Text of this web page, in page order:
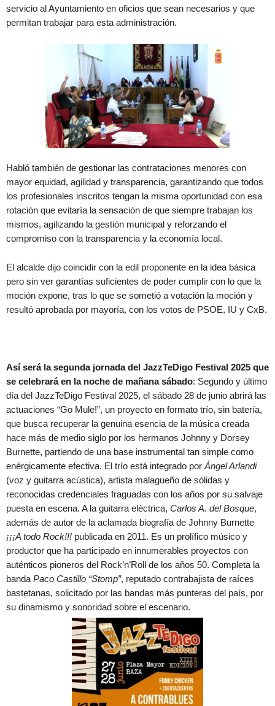
servicio al Ayuntamiento en oficios que sean necesarios y que
permitan trabajar para esta administración.
Habló también de gestionar las contrataciones menores con
mayor equidad, agilidad y transparencia, garantizando que todos
los profesionales inscritos tengan la misma oportunidad con esa
rotación que evitaría la sensación de que siempre trabajan los
mismos, agilizando la gestión municipal y reforzando el
compromiso con la transparencia y la economía local.
El alcalde dijo coincidir con la edil proponente en la idea básica
pero sin ver garantías suficientes de poder cumplir con lo que la
moción expone, tras lo que se sometió a votación la moción y
resultó aprobada por mayoría, con los votos de PSOE, IU y CxB.
Así será la segunda jornada del JazzTeDigo Festival 2025 que
se celebrará en la noche de mañana sábado: Segundo y último
día del JazzTeDigo Festival 2025, el sábado 28 de junio abrirá las
actuaciones “Go Mule!”, un proyecto en formato trío, sin batería,
que busca recuperar la genuina esencia de la música creada
hace más de medio siglo por los hermanos Johnny y Dorsey
Burnette, partiendo de una base instrumental tan simple como
enérgicamente efectiva. El trío está integrado por Ángel Arlandi
(voz y guitarra acústica), artista malagueño de sólidas y
reconocidas credenciales fraguadas con los años por su salvaje
puesta en escena. A la guitarra eléctrica, Carlos A. del Bosque,
además de autor de la aclamada biografía de Johnny Burnette
¡¡¡A todo Rock!!! publicada en 2011. Es un prolífico músico y
productor que ha participado en innumerables proyectos con
auténticos pioneros del Rock’n’Roll de los años 50. Completa la
banda Paco Castillo “Stomp”, reputado contrabajista de raíces
bastetanas, solicitado por las bandas más punteras del país, por
su dinamismo y sonoridad sobre el escenario.